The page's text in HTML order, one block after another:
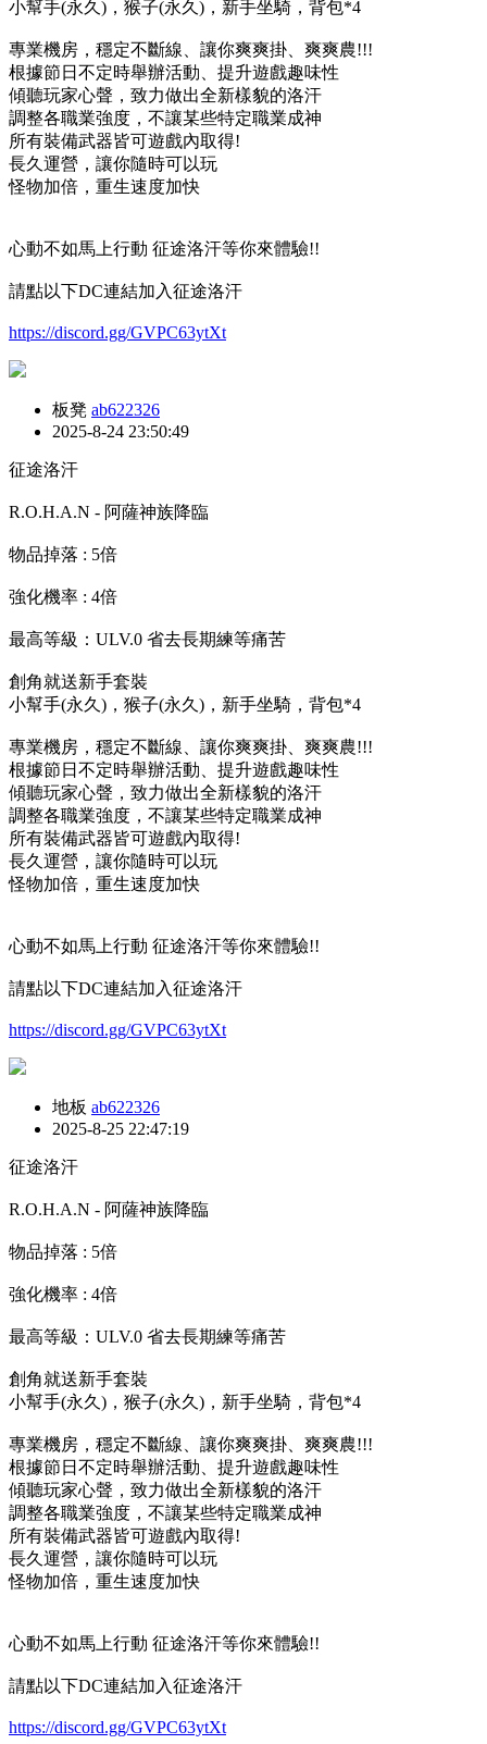
小幫手(永久)，猴子(永久)，新手坐騎，背包*4
專業機房，穩定不斷線、讓你爽爽掛、爽爽農!!!
根據節日不定時舉辦活動、提升遊戲趣味性
傾聽玩家心聲，致力做出全新樣貌的洛汗
調整各職業強度，不讓某些特定職業成神
所有裝備武器皆可遊戲內取得!
長久運營，讓你隨時可以玩
怪物加倍，重生速度加快
心動不如馬上行動 征途洛汗等你來體驗!!
請點以下DC連結加入征途洛汗
https://discord.gg/GVPC63ytXt
板凳 ab622326
2025-8-24 23:50:49
征途洛汗
R.O.H.A.N - 阿薩神族降臨
物品掉落 : 5倍
強化機率 : 4倍
最高等級：ULV.0 省去長期練等痛苦
創角就送新手套裝
小幫手(永久)，猴子(永久)，新手坐騎，背包*4
專業機房，穩定不斷線、讓你爽爽掛、爽爽農!!!
根據節日不定時舉辦活動、提升遊戲趣味性
傾聽玩家心聲，致力做出全新樣貌的洛汗
調整各職業強度，不讓某些特定職業成神
所有裝備武器皆可遊戲內取得!
長久運營，讓你隨時可以玩
怪物加倍，重生速度加快
心動不如馬上行動 征途洛汗等你來體驗!!
請點以下DC連結加入征途洛汗
https://discord.gg/GVPC63ytXt
地板 ab622326
2025-8-25 22:47:19
征途洛汗
R.O.H.A.N - 阿薩神族降臨
物品掉落 : 5倍
強化機率 : 4倍
最高等級：ULV.0 省去長期練等痛苦
創角就送新手套裝
小幫手(永久)，猴子(永久)，新手坐騎，背包*4
專業機房，穩定不斷線、讓你爽爽掛、爽爽農!!!
根據節日不定時舉辦活動、提升遊戲趣味性
傾聽玩家心聲，致力做出全新樣貌的洛汗
調整各職業強度，不讓某些特定職業成神
所有裝備武器皆可遊戲內取得!
長久運營，讓你隨時可以玩
怪物加倍，重生速度加快
心動不如馬上行動 征途洛汗等你來體驗!!
請點以下DC連結加入征途洛汗
https://discord.gg/GVPC63ytXt